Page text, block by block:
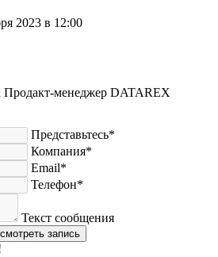
2023 в 12:00
Продакт-менеджер DATAREX
Представьтесь*
Компания*
Email*
Телефон*
Текст сообщения
запись